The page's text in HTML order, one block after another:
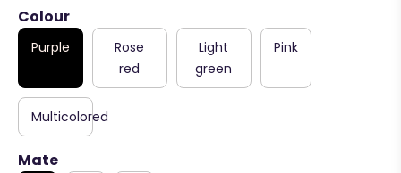
Colour
Purple
Rose
red
Light
green
Pink
Multicolored
Mate